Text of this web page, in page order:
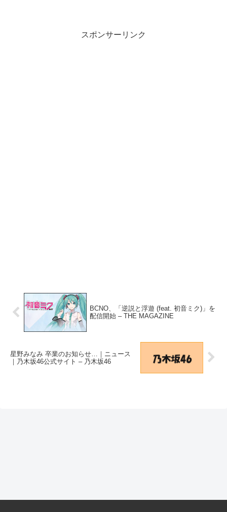
スポンサーリンク
BCNO、「逆説と浮遊 (feat. 初音ミク)」を
配信開始 – THE MAGAZINE
星野みなみ 卒業のお知らせ…｜ニュース
｜乃木坂46公式サイト – 乃木坂46